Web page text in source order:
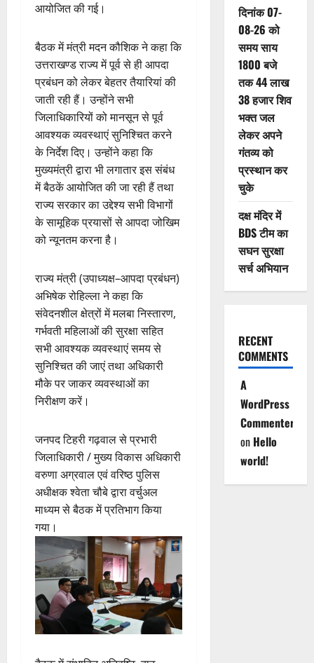
आयोजित की गई।
बैठक में मंत्री मदन कौशिक ने कहा कि
उत्तराखण्ड राज्य में पूर्व से ही आपदा
प्रबंधन को लेकर बेहतर तैयारियां की
जाती रही हैं। उन्होंने सभी
जिलाधिकारियों को मानसून से पूर्व
आवश्यक व्यवस्थाएं सुनिश्चित करने
के निर्देश दिए। उन्होंने कहा कि
मुख्यमंत्री द्वारा भी लगातार इस संबंध
में बैठकें आयोजित की जा रही हैं तथा
राज्य सरकार का उद्देश्य सभी विभागों
के सामूहिक प्रयासों से आपदा जोखिम
को न्यूनतम करना है।
राज्य मंत्री (उपाध्यक्ष–आपदा प्रबंधन)
अभिषेक रोहिल्ला ने कहा कि
संवेदनशील क्षेत्रों में मलबा निस्तारण,
गर्भवती महिलाओं की सुरक्षा सहित
सभी आवश्यक व्यवस्थाएं समय से
सुनिश्चित की जाएं तथा अधिकारी
मौके पर जाकर व्यवस्थाओं का
निरीक्षण करें।
जनपद टिहरी गढ़वाल से प्रभारी
जिलाधिकारी / मुख्य विकास अधिकारी
वरुणा अग्रवाल एवं वरिष्ठ पुलिस
अधीक्षक श्वेता चौबे द्वारा वर्चुअल
माध्यम से बैठक में प्रतिभाग किया
गया।
दिनांक 07-
08-26 को
समय साय
1800 बजे
तक 44 लाख
38 हजार शिव
भक्त जल
लेकर अपने
गंतव्य को
प्रस्थान कर
चुके
दक्ष मंदिर में
BDS टीम का
सघन सुरक्षा
सर्च अभियान
RECENT
COMMENTS
A
WordPress
Commenter
on Hello
world!